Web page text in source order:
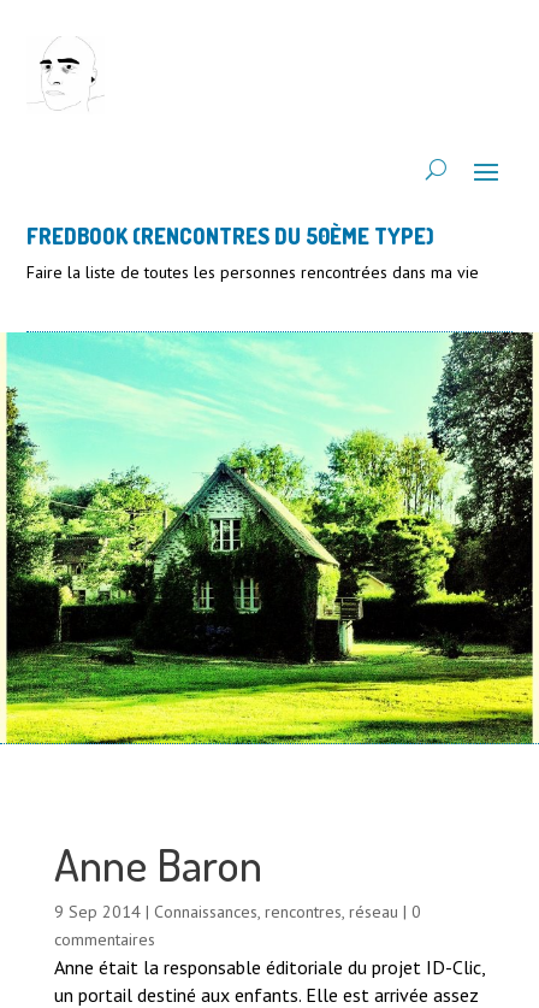
FREDBOOK (RENCONTRES DU 50ÈME TYPE)
Faire la liste de toutes les personnes rencontrées dans ma vie
Anne Baron
9 Sep 2014| Connaissances, rencontres, réseau | 0
commentaires
Anne était la responsable éditoriale du projet ID-Clic,
un portail destiné aux enfants. Elle est arrivée assez